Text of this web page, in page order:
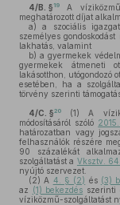
4/B. § 19 A
meghatározott díjat
a) a szociális
személyes
lakhatás, valamint
b) a gyermekek
gyermekek átmeneti
lakásotthon, utógondozó
esetében, ha a
törvény szerinti
4/C. §20 (1) A
módosításáról szóló
határozatban vagy
felhasználók részére
90 százalékát
szolgáltatást a Vksztv.
nyújtó szervezet.
(2) A 4. § (2) és (3)
az (1) bekezdés szerinti
víziközmű-szolgáltatást